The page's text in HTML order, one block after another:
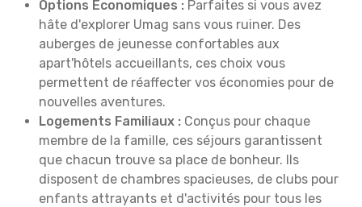
Options Économiques : Parfaites si vous avez
hâte d'explorer Umag sans vous ruiner. Des
auberges de jeunesse confortables aux
apart'hôtels accueillants, ces choix vous
permettent de réaffecter vos économies pour de
nouvelles aventures.
Logements Familiaux : Conçus pour chaque
membre de la famille, ces séjours garantissent
que chacun trouve sa place de bonheur. Ils
disposent de chambres spacieuses, de clubs pour
enfants attrayants et d'activités pour tous les